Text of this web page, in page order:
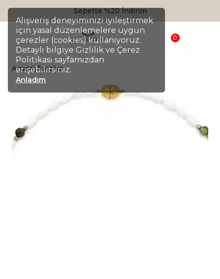
Alışveriş deneyiminizi iyileştirmek
için yasal düzenlemelere uygun
çerezler (cookies) kullanıyoruz.
Detaylı bilgiye Gizlilik ve Çerez
Politikası sayfamızdan
erişebilirsiniz.
Anladım
Sepette %20 İndirim
0
AnasayfaKolye